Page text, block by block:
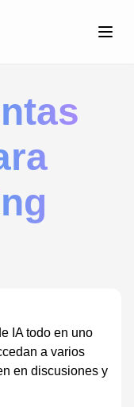
IA todo en uno
a varios
en discusiones y